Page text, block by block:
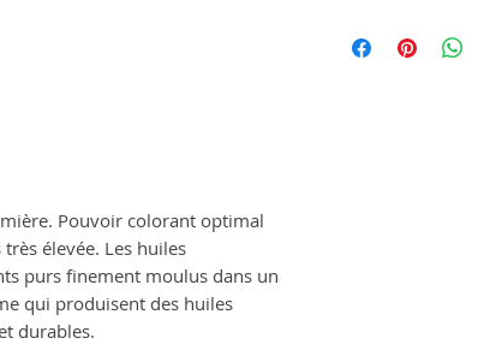
Pouvoir colorant optimal
élevée. Les huiles
purs finement moulus dans un
qui produisent des huiles
durables.